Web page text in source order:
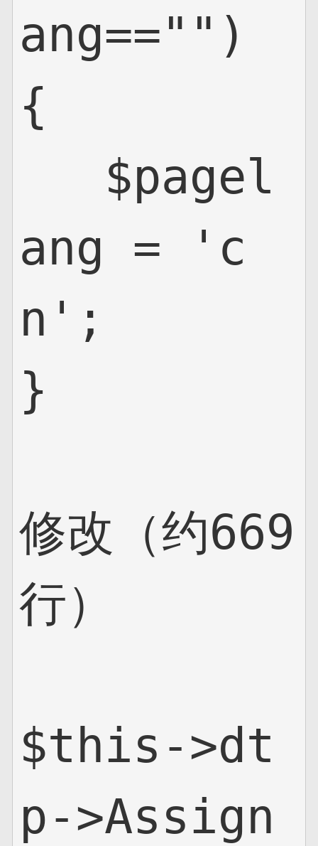
ang=="")
{
$pagel
ang = 'c
n';
}
修改（约669
行）
$this->dt
p->Assign